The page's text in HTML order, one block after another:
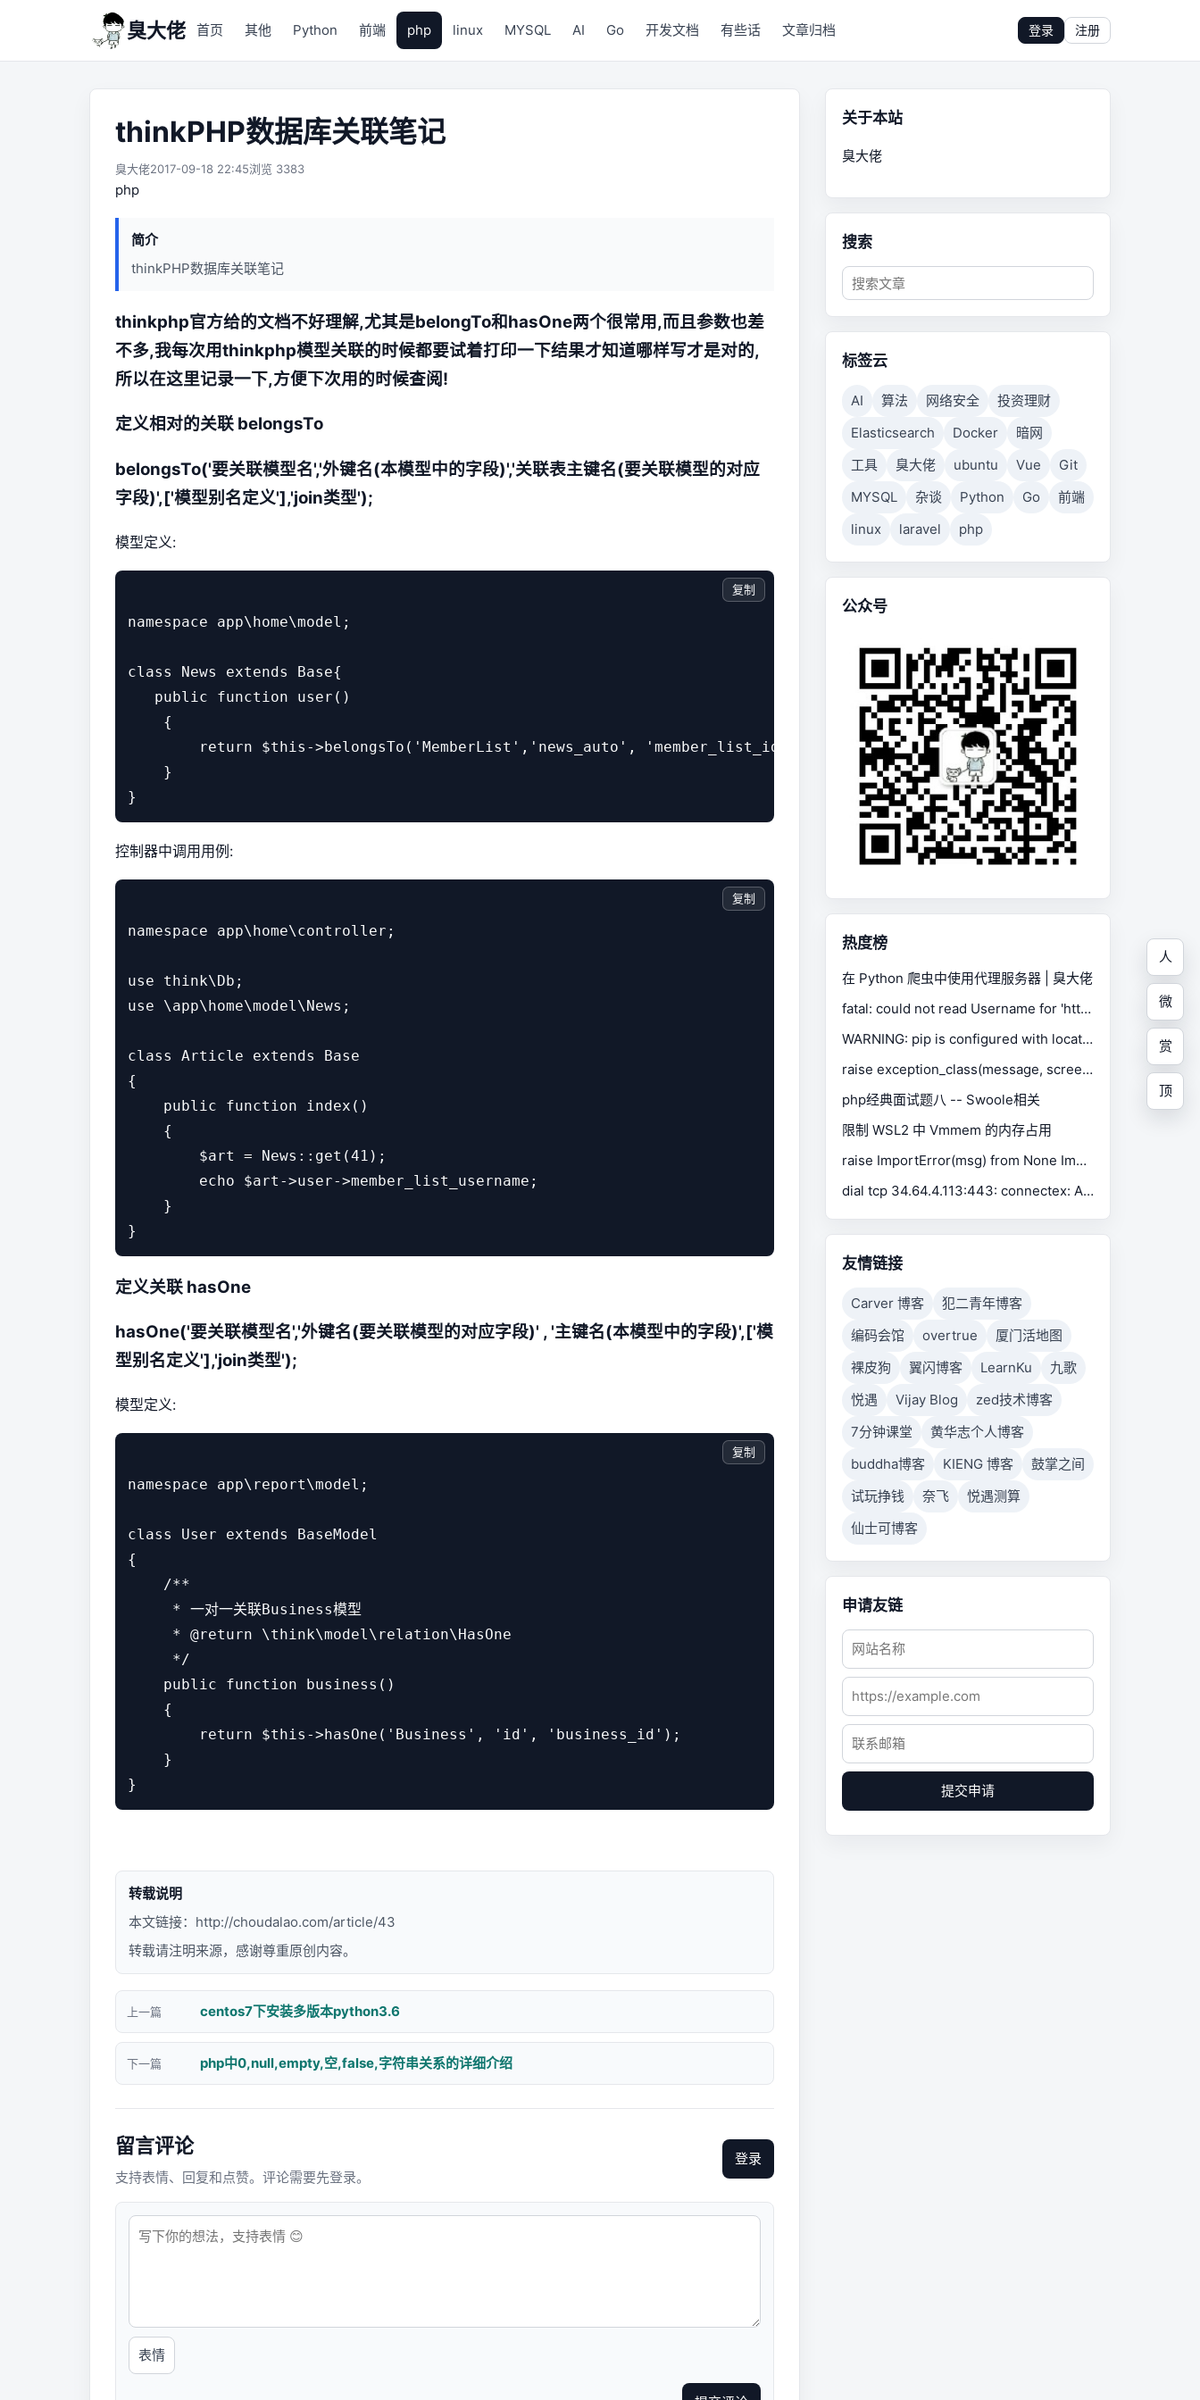
臭大佬 首页 其他 Python 前端 php linux MYSQL AI Go 开发文档 有些话 文章归档 登录 注册
thinkPHP数据库关联笔记
臭大佬2017-09-18 22:45浏览 3383
php
简介
thinkPHP数据库关联笔记
thinkphp官方给的文档不好理解,尤其是belongTo和hasOne两个很常用,而且参数也差
不多,我每次用thinkphp模型关联的时候都要试着打印一下结果才知道哪样写才是对的,
所以在这里记录一下,方便下次用的时候查阅!
定义相对的关联 belongsTo
belongsTo('要关联模型名','外键名(本模型中的字段)','关联表主键名(要关联模型的对应
字段)',['模型别名定义'],'join类型');
模型定义:
namespace app\home\model;
class News extends Base{
   public function user()
    {
        return $this->belongsTo('MemberList','news_auto', 'member_list_id');
    }
}
复制
控制器中调用用例:
namespace app\home\controller;
use think\Db;
use \app\home\model\News;
class Article extends Base
{
    public function index()
    {
        $art = News::get(41);
        echo $art->user->member_list_username;
    }
}
复制
定义关联 hasOne
hasOne('要关联模型名','外键名(要关联模型的对应字段)' , '主键名(本模型中的字段)',['模
型别名定义'],'join类型');
模型定义:
namespace app\report\model;
class User extends BaseModel
{
    /**
     * 一对一关联Business模型
     * @return \think\model\relation\HasOne
     */
    public function business()
    {
        return $this->hasOne('Business', 'id', 'business_id');
    }
}
复制
转载说明
本文链接： http://choudalao.com/article/43
转载请注明来源，感谢尊重原创内容。
上一篇 centos7下安装多版本python3.6
下一篇 php中0,null,empty,空,false,字符串关系的详细介绍
留言评论
支持表情、回复和点赞。评论需要先登录。
登录
表情
关于本站
臭大佬
搜索
标签云
AI 算法 网络安全
投资理财
Elasticsearch
Docker
暗网
工具
臭大佬 ubuntu Vue
Git
MYSQL
杂谈 Python Go
前端
linux
laravel php
公众号
热度榜
在 Python 爬虫中使用代理服务器 | 臭大佬
fatal: could not read Username for 'https://gitee.com': No such device or address
WARNING: pip is configured with locations that require TLS/SSL, however the ssl module in Python is not available.
raise exception_class(message, screen, stacktrace) selenium.common.exceptions.SessionNotCreatedException
php经典面试题八 -- Swoole相关
限制 WSL2 中 Vmmem 的内存占用
raise ImportError(msg) from None ImportError: Missing optional dependency 'xlrd'. Install xlrd >= 1.0.0 for Excel support Use pip or conda to install xlrd.
dial tcp 34.64.4.113:443: connectex: A connection attempt failed because the connected party did not properly respond after a period of time, or established connection failed because connected host has failed to respond.
友情链接
Carver 博客
犯二青年博客
编码会馆
overtrue
厦门活地图
裸皮狗
翼闪博客 LearnKu
九歌
悦遇
Vijay Blog
zed技术博客
7分钟课堂
黄华志个人博客
buddha博客
KIENG 博客
鼓掌之间
试玩挣钱
奈飞
悦遇测算
仙士可博客
申请友链
提交申请
人
微
赏
顶